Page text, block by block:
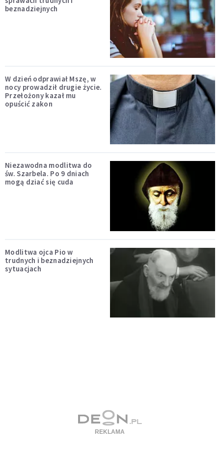
beznadziejnych
W dzień odprawiał Mszę, w
nocy prowadził drugie życie.
Przełożony kazał mu
opuścić zakon
Niezawodna modlitwa do
św. Szarbela. Po 9 dniach
mogą dziać się cuda
Modlitwa ojca Pio w
trudnych i beznadziejnych
sytuacjach